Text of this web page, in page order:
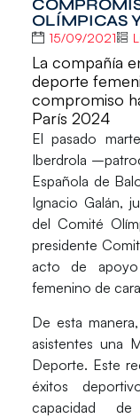
OLÍMPICAS
15/09/2021
La compañía
deporte
compromiso
París 2024
El pasado
Iberdrola
Española de
Ignacio Galán,
del Comité
presidente
acto de
femenino de
De esta
asistentes una
Deporte. Este
éxitos
capacidad